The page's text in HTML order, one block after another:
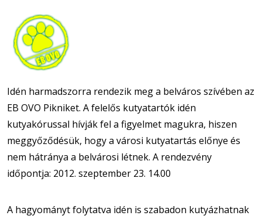
Idén harmadszorra rendezik meg a belváros szívében az
EB OVO Pikniket. A felelős kutyatartók idén
kutyakórussal hívják fel a figyelmet magukra, hiszen
meggyőződésük, hogy a városi kutyatartás előnye és
nem hátránya a belvárosi létnek. A rendezvény
időpontja: 2012. szeptember 23. 14.00
A hagyományt folytatva idén is szabadon kutyázhatnak